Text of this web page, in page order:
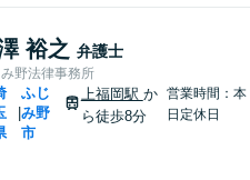
裕之 弁護士
野法律事務所
ふじ
み野
市
上福岡駅 か
ら徒歩8分
営業時間：本
日定休日